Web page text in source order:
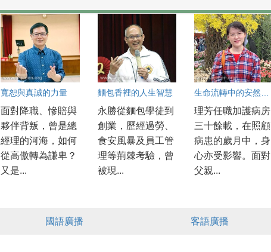
寬恕與真誠的力量
面對降職、慘賠與
夥伴背叛，曾是總
經理的河海，如何
從高傲轉為謙卑？
又是...
麵包香裡的人生智慧
永勝從麵包學徒到
創業，歷經過勞、
食安風暴及員工管
理等荊棘考驗，曾
被現...
理芳任職加護病房
三十餘載，在照顧
病患的歲月中，身
心亦受影響。面對
父親...
國語廣播 客語廣播